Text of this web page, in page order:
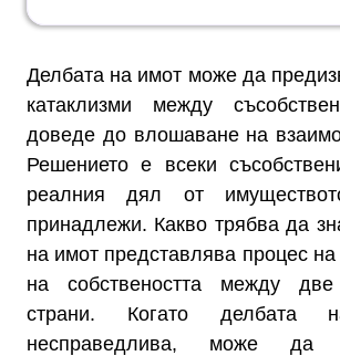
Делбата на имот може да
катаклизми между
доведе до влошаване на
Решението е всеки
реалния дял от
принадлежи. Какво трябва да
на имот представлява процес на
на собствеността между
страни. Когато
несправедлива, може